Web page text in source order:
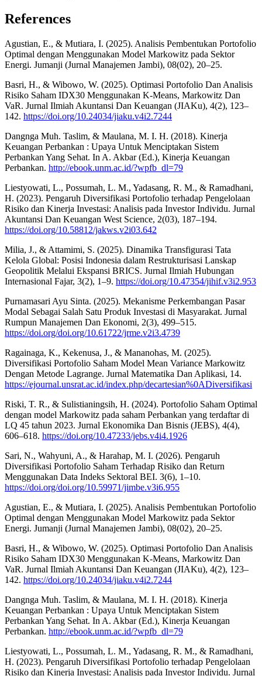
References
Agustian, E., & Mutiara, I. (2025). Analisis Pembentukan Portofolio
Optimal dengan Menggunakan Model Markowitz pada Sektor
Energi. Jumanji (Jurnal Manajemen Jambi), 08(02), 20–25.
Basri, H., & Wibowo, W. (2025). Optimasi Portofolio Dan Analisis
Risiko Saham IDX30 Menggunakan K-Means, Markowitz Dan
VaR. Jurnal Ilmiah Akuntansi Dan Keuangan (JIAKu), 4(2), 123–
142. https://doi.org/10.24034/jiaku.v4i2.7244
Dangnga Muh. Taslim, & Maulana, M. I. H. (2018). Kinerja
Keuangan Perbankan : Upaya Untuk Menciptakan Sistem
Perbankan Yang Sehat. In A. Akbar (Ed.), Kinerja Keuangan
Perbankan. http://ebook.unm.ac.id/?wpfb_dl=79
Liestyowati, L., Possumah, L. M., Yadasang, R. M., & Ramadhani,
H. (2023). Pengaruh Diversifikasi Portofolio terhadap Pengelolaan
Risiko dan Kinerja Investasi: Analisis pada Investor Individu. Jurnal
Akuntansi Dan Keuangan West Science, 2(03), 187–194.
https://doi.org/10.58812/jakws.v2i03.642
Milia, J., & Attamimi, S. (2025). Dinamika Transfigurasi Tata
Kelola Global: Posisi Indonesia dalam Restrukturisasi Lanskap
Geopolitik Melalui Ekspansi BRICS. Jurnal Ilmiah Hubungan
Internasional Fajar, 3(2), 1–9. https://doi.org/10.47354/jihif.v3i2.953
Purnamasari Ayu Sinta. (2025). Mekanisme Perkembangan Pasar
Modal Sebagai Salah Satu Produk Investasi di Masyarakat. Jurnal
Rumpun Manajemen Dan Ekonomi, 2(3), 499–515.
https://doi.org/doi.org/10.61722/jrme.v2i3.4739
Ragainaga, K., Kekenusa, J., & Mananohas, M. (2025).
Diversifikasi Portofolio Saham Model Mean Variance Markowitz
Dengan Metode Lagrange. Jurnal Matematika Dan Aplikasi, 14.
https://ejournal.unsrat.ac.id/index.php/decartesian%0ADiversifikasi
Riski, T. R., & Sulistianingsih, H. (2024). Portofolio Saham Optimal
dengan model Markowitz pada saham Perbankan yang terdaftar di
LQ 45 tahun 2023. Jurnal Ekonomika Dan Bisnis (JEBS), 4(4),
606–618. https://doi.org/10.47233/jebs.v4i4.1926
Sari, N., Wahyuni, A., & Harahap, M. I. (2026). Pengaruh
Diversifikasi Portofolio Saham Terhadap Risiko dan Return
Menggunakan Data Indeks Sektoral BEI. 3(6), 1–10.
https://doi.org/doi.org/10.59971/jimbe.v3i6.955
Agustian, E., & Mutiara, I. (2025). Analisis Pembentukan Portofolio
Optimal dengan Menggunakan Model Markowitz pada Sektor
Energi. Jumanji (Jurnal Manajemen Jambi), 08(02), 20–25.
Basri, H., & Wibowo, W. (2025). Optimasi Portofolio Dan Analisis
Risiko Saham IDX30 Menggunakan K-Means, Markowitz Dan
VaR. Jurnal Ilmiah Akuntansi Dan Keuangan (JIAKu), 4(2), 123–
142. https://doi.org/10.24034/jiaku.v4i2.7244
Dangnga Muh. Taslim, & Maulana, M. I. H. (2018). Kinerja
Keuangan Perbankan : Upaya Untuk Menciptakan Sistem
Perbankan Yang Sehat. In A. Akbar (Ed.), Kinerja Keuangan
Perbankan. http://ebook.unm.ac.id/?wpfb_dl=79
Liestyowati, L., Possumah, L. M., Yadasang, R. M., & Ramadhani,
H. (2023). Pengaruh Diversifikasi Portofolio terhadap Pengelolaan
Risiko dan Kinerja Investasi: Analisis pada Investor Individu. Jurnal